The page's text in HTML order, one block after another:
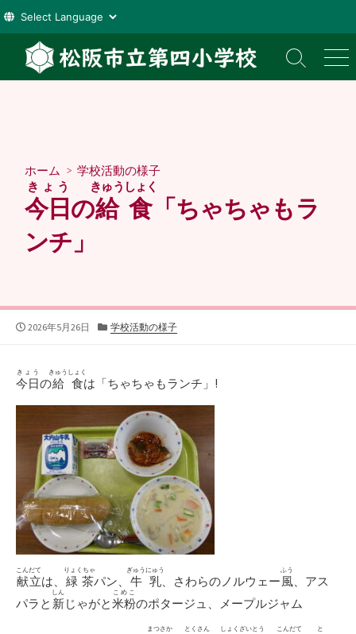
テ
検
索
メ
ニ
ホーム > 学校活動の様子
今日
きょう
の給食
きゅうしょく
「ちゃちゃもラ
ンチ」
公
2026年5月26日
カ
ー
学校活動の様子
今日
きょう
の給食
きゅうしょく
は「ちゃちゃもランチ」!
献立
こんだて
は、 緑茶
りょくちゃ
パン、 牛乳
ぎゅうにゅう
、さわらのノルウェー風
ふう
、アス
パラと 新
しん
じゃがと米粉
こめこ
のポタージュ、メープルジャム
まつさか とくさん しょくざいとう こんだて と